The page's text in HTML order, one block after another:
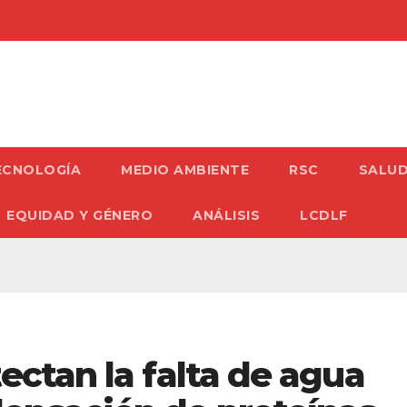
MEDIO AMBIENTE RSC
EQUIDAD Y GÉNERO ANÁLISIS LCDLF
la falta de agua